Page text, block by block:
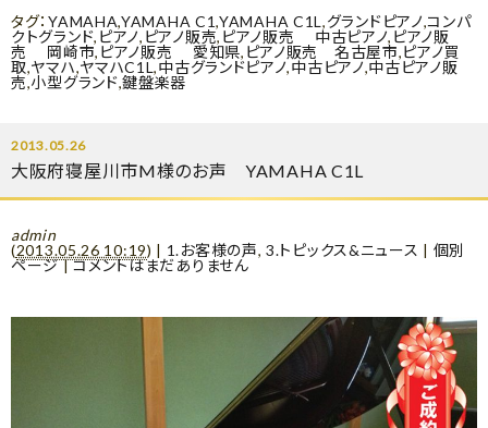
タグ：YAMAHA,YAMAHA C1,YAMAHA C1L,グランドピアノ,コンパ
クトグランド, ピアノ, ピアノ販売, ピアノ販売 中古ピアノ, ピアノ販
売 岡崎市, ピアノ販売 愛知県, ピアノ販売 名古屋市,ピアノ買
取,ヤマハ,ヤマハC1L,中古グランドピアノ,中古ピアノ,中古ピアノ販
売,小型グランド,鍵盤楽器
2013.05.26
大阪府寝屋川市M様のお声 YAMAHA C1L
admin
(2013.05.26 10:19) | 1.お客様の声,3.トピックス&ニュース | 個別
ページ|コメントはまだありません